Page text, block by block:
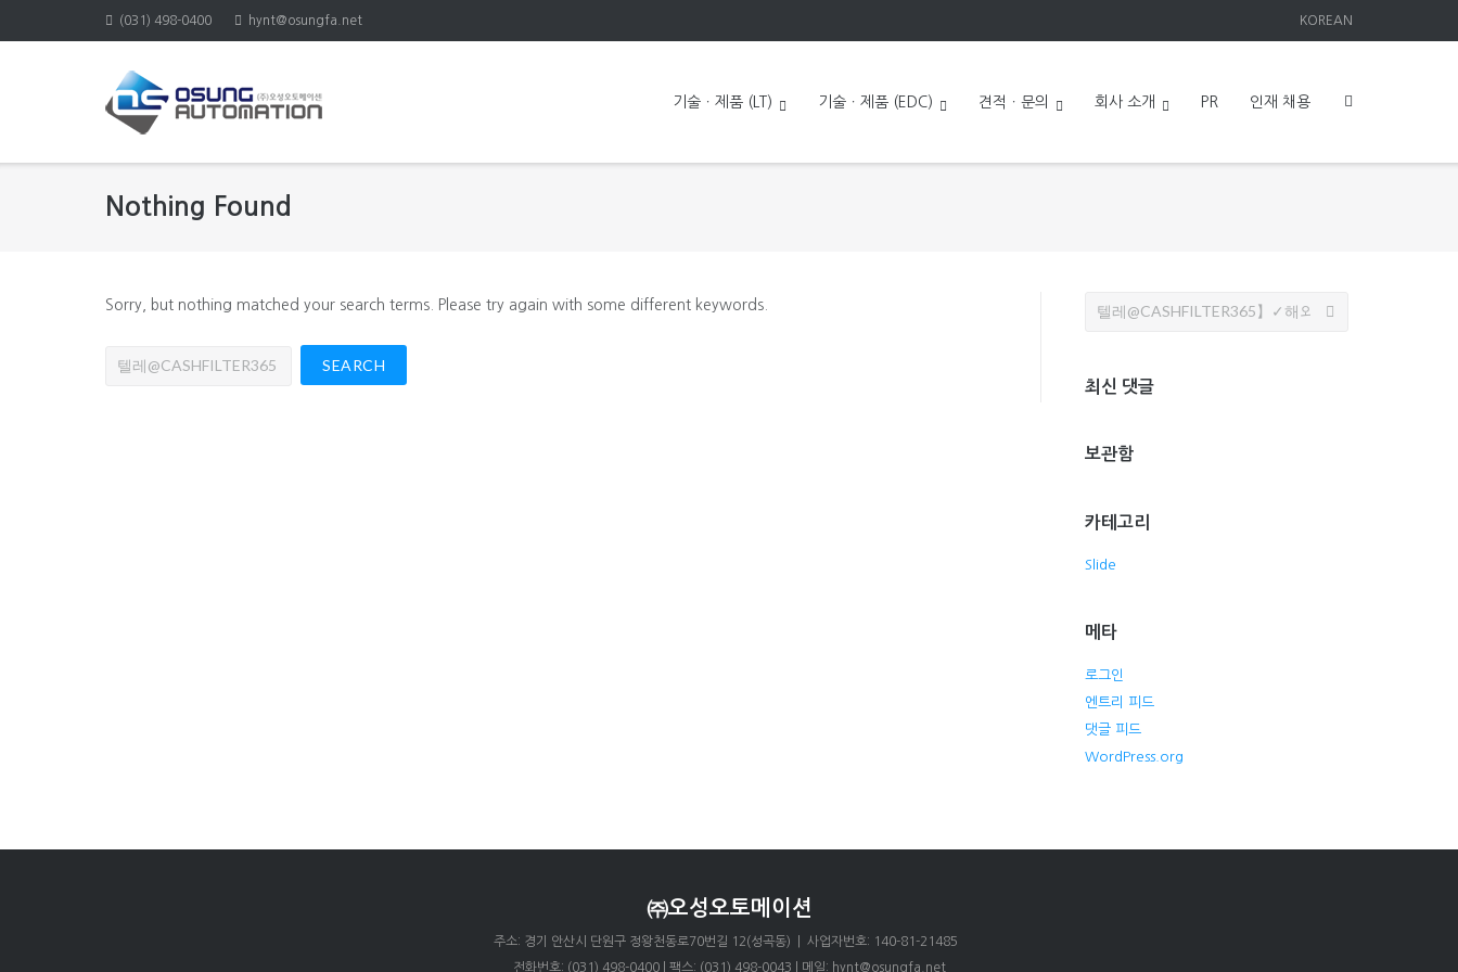
to
(031) 498-0400 hynt@osungfa.net KOREAN
기술ㆍ제품 (LT) 기술ㆍ제품 (EDC) 견적ㆍ문의 회사 소개 PR 인재 채용
Nothing Found
Sorry, but nothing matched your search terms. Please try again with some different keywords.
Search
Search
최신 댓글
보관함
카테고리
Slide
메타
로그인
엔트리 피드
댓글 피드
WordPress.org
㈜오성오토메이션
주소: 경기 안산시 단원구 정왕천동로70번길 12(성곡동) | 사업자번호: 140-81-21485
전화번호: (031) 498-0400 | 팩스: (031) 498-0043 | 메일: hynt@osungfa.net